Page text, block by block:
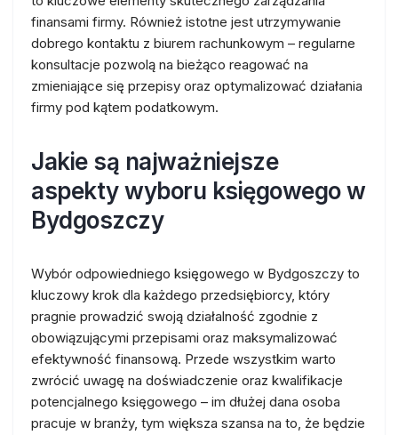
finansami firmy. Również istotne jest utrzymywanie
dobrego kontaktu z biurem rachunkowym – regularne
konsultacje pozwolą na bieżąco reagować na
zmieniające się przepisy oraz optymalizować działania
firmy pod kątem podatkowym.
Jakie są najważniejsze
aspekty wyboru księgowego w
Bydgoszczy
Wybór odpowiedniego księgowego w Bydgoszczy to
kluczowy krok dla każdego przedsiębiorcy, który
pragnie prowadzić swoją działalność zgodnie z
obowiązującymi przepisami oraz maksymalizować
efektywność finansową. Przede wszystkim warto
zwrócić uwagę na doświadczenie oraz kwalifikacje
potencjalnego księgowego – im dłużej dana osoba
pracuje w branży, tym większa szansa na to, że będzie